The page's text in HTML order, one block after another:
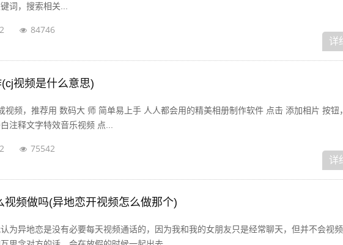
词，搜索相关...
84746
详
视频是什么意思)
视频，推荐用 数码大 师 简单易上手 人人都会用的精美相册制作软件 点击 添加相片 按钮
注释文字特效音乐视频 点...
75542
详
视频做吗(异地恋开视频怎么做那个)
为异地恋是没有必要每天视频通话的，因为我和我的女朋友只是经常聊天，但并不会视